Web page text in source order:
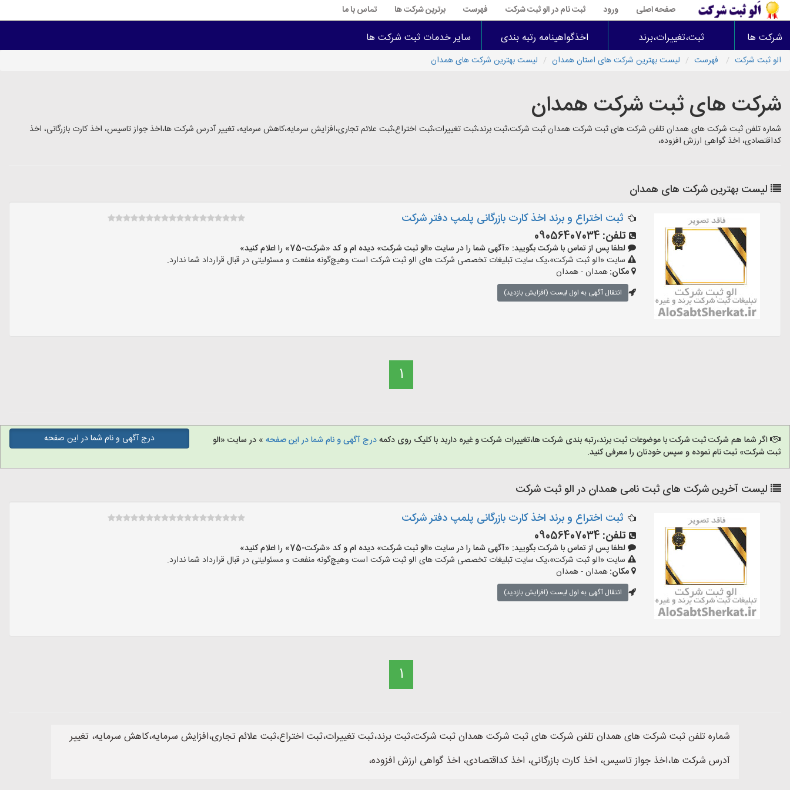
صفحه اصلی ورود ثبت نام در الو ثبت شرکت فهرست برترین شرکت ها تماس با ما
شرکت ها ثبت،تغییرات،برند اخذگواهینامه رتبه بندی سایر خدمات ثبت شرکت ها
الو ثبت شرکت فهرست لیست بهترین شرکت های استان همدان لیست بهترین شرکت های همدان
شرکت های ثبت شرکت همدان
شماره تلفن ثبت شرکت های همدان تلفن شرکت های ثبت شرکت همدان ثبت شرکت،ثبت برند،ثبت تغییرات،ثبت اختراع،ثبت علائم تجاری،افزایش سرمایه،کاهش سرمایه، تغییر آدرس شرکت ها،اخذ جواز تاسیس، اخذ کارت بازرگانی، اخذ
کداقتصادی، اخذ گواهی ارزش افزوده،
لیست بهترین شرکت های همدان
ثبت اختراع و برند اخذ کارت بازرگانی پلمپ دفتر شرکت
تلفن: 09056407034
لطفا پس از تماس با شرکت بگویید: «آگهی شما را در سایت «الو ثبت شرکت» دیده ام و کد «شرکت-75» را اعلام کنید»
سایت «الو ثبت شرکت»،یک سایت تبلیغات تخصصی شرکت های الو ثبت شرکت است وهیچ‌گونه منفعت و مسئولیتی در قبال قرارداد شما ندارد.
مکان:همدان - همدان
انتقال آگهی به اول لیست (افزایش بازدید)
1
اگر شما هم شرکت ثبت شرکت با موضوعات ثبت برند،رتبه بندی شرکت ها،تغییرات شرکت و غیره دارید با کلیک روی دکمهدرج آگهی و نام شما در این صفحه » در سایت «الو
ثبت شرکت» ثبت نام نموده و سپس خودتان را معرفی کنید.
درج آگهی و نام شما در این صفحه
لیست آخرین شرکت های ثبت نامی همدان در الو ثبت شرکت
ثبت اختراع و برند اخذ کارت بازرگانی پلمپ دفتر شرکت
تلفن: 09056407034
لطفا پس از تماس با شرکت بگویید: «آگهی شما را در سایت «الو ثبت شرکت» دیده ام و کد «شرکت-75» را اعلام کنید»
سایت «الو ثبت شرکت»،یک سایت تبلیغات تخصصی شرکت های الو ثبت شرکت است وهیچ‌گونه منفعت و مسئولیتی در قبال قرارداد شما ندارد.
مکان:همدان - همدان
انتقال آگهی به اول لیست (افزایش بازدید)
1
شماره تلفن ثبت شرکت های همدان تلفن شرکت های ثبت شرکت همدان ثبت شرکت،ثبت برند،ثبت تغییرات،ثبت اختراع،ثبت علائم تجاری،افزایش سرمایه،کاهش سرمایه، تغییر
آدرس شرکت ها،اخذ جواز تاسیس، اخذ کارت بازرگانی، اخذ کداقتصادی، اخذ گواهی ارزش افزوده،